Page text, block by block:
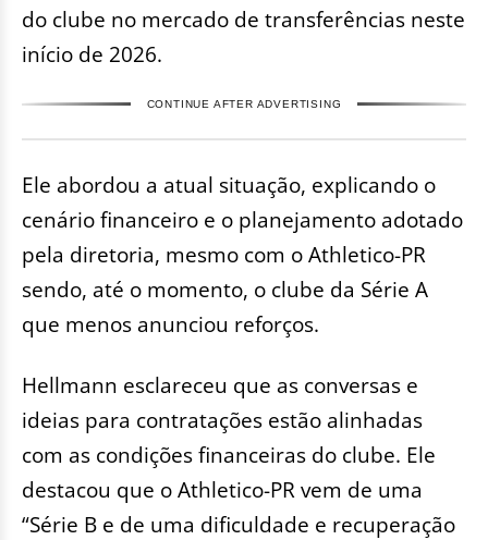
do clube no mercado de transferências neste
início de 2026.
CONTINUE AFTER ADVERTISING
Ele abordou a atual situação, explicando o
cenário financeiro e o planejamento adotado
pela diretoria, mesmo com o Athletico-PR
sendo, até o momento, o clube da Série A
que menos anunciou reforços.
Hellmann esclareceu que as conversas e
ideias para contratações estão alinhadas
com as condições financeiras do clube. Ele
destacou que o Athletico-PR vem de uma
“Série B e de uma dificuldade e recuperação